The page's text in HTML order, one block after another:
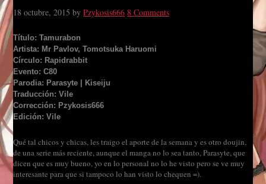
18 octubre, 2015 byPzykosis666 8 Comments
Título: Tamurabon
Artista: Mr Pavlov, Tomotsuka Haruomi
Círculo: Rapidrabbit
Evento: C80
Parodia: Parasyte | Kiseiju
Traducción: Vile
Corrección: Pzykosis666
Edición: Vile
Qué tal chicos y chicas, les traigo el aporte de la semana y es otro doujin,
de una serie más reciente, aunque el manga no lo sea tanto, Parasyte, que
dicen que es muy bueno, yo en lo personal no lo he visto pero se ve muy
interesante para que si tampoco lo han visto lo chequen =).